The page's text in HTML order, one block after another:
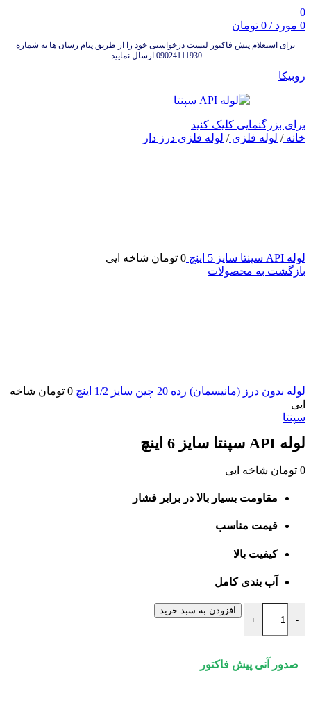
0
0 مورد /
0 تومان
برای استعلام پیش فاکتور لیست درخواستی خود را از طریق پیام رسان ها به شماره
09024111930 ارسال نمایید.
روبیکا
برای بزرگنمایی کلیک کنید
خانه/ لوله فلزی/ لوله فلزی درز دار
لوله API سپنتا سایز 5 اینچ 0 تومان شاخه ایی
بازگشت به محصولات
لوله بدون درز (مانیسمان) رده 20 چین سایز 1/2 اینچ 0 تومان شاخه
ایی
سپنتا
لوله API سپنتا سایز 6 اینچ
0 تومان شاخه ایی
مقاومت بسیار بالا در برابر فشار
قیمت مناسب
کیفیت بالا
آب بندی کامل
-
+
افزودن به سبد خرید
صدور آنی پیش فاکتور